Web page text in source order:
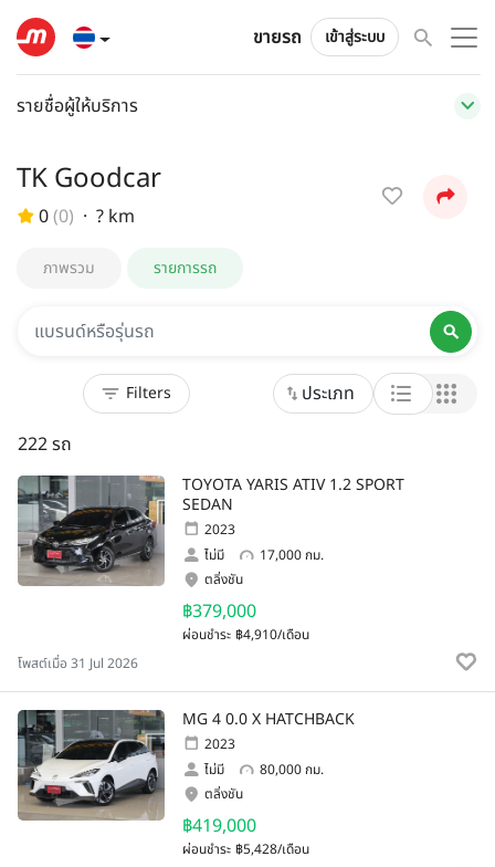
ขายรถ เข้าสู่ระบบ
รายชื่อผู้ให้บริการ
TK Goodcar
0(0) · ? km
ภาพรวม รายการรถ
222 รถ
ประเภท
TOYOTA YARIS ATIV 1.2 SPORT
SEDAN
2023
ไม่มี
17,000 กม.
฿379,000
ผ่อนชำระ ฿4,910/เดือน
ตลิ่งชัน
โพสต์เมื่อ 31 Jul 2026
MG 4 0.0 X HATCHBACK
2023
ไม่มี
80,000 กม.
฿419,000
ผ่อนชำระ ฿5,428/เดือน
ตลิ่งชัน